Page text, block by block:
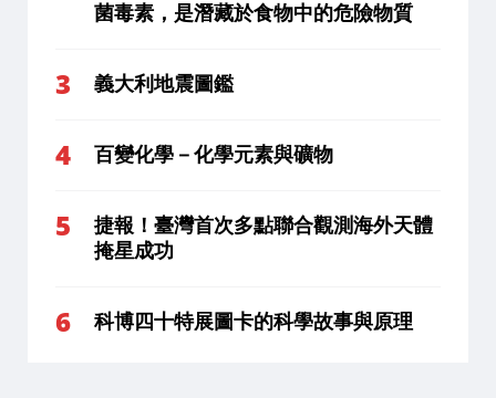
菌毒素，是潛藏於食物中的危險物質
義大利地震圖鑑
百變化學－化學元素與礦物
捷報！臺灣首次多點聯合觀測海外天體
掩星成功
科博四十特展圖卡的科學故事與原理